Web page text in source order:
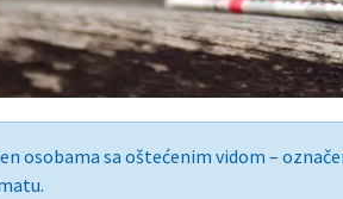
osobama sa oštećenim vidom –